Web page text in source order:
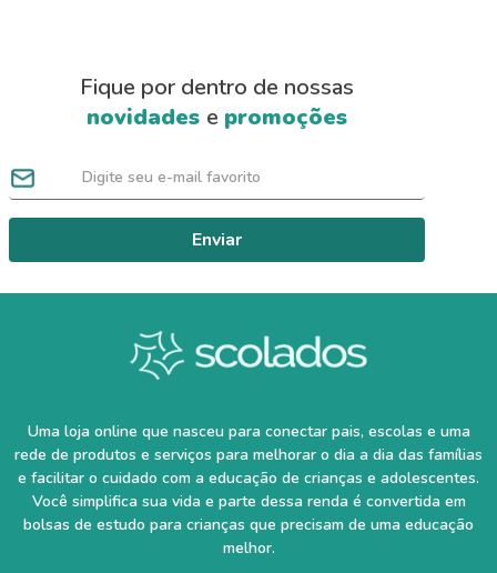
Fique por dentro de nossas
novidades e promoções
Enviar
Uma loja online que nasceu para conectar pais, escolas e uma
rede de produtos e serviços para melhorar o dia a dia das famílias
e facilitar o cuidado com a educação de crianças e adolescentes.
Você simplifica sua vida e parte dessa renda é convertida em
bolsas de estudo para crianças que precisam de uma educação
melhor.